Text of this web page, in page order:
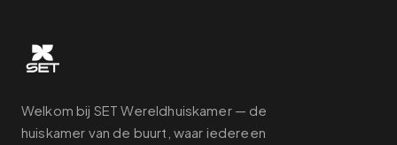
Welkom bij SET Wereldhuiskamer — de
huiskamer van de buurt, waar iedereen